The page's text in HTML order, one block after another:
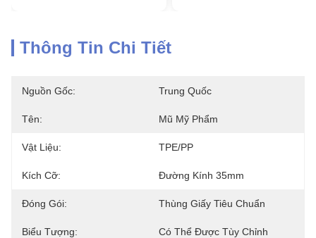
Thông Tin Chi Tiết
Nguồn Gốc: Trung Quốc
Tên: Mũ Mỹ Phẩm
Vật Liệu: TPE/PP
Kích Cỡ: Đường Kính 35mm
Đóng Gói: Thùng Giấy Tiêu Chuẩn
Biểu Tượng: Có Thể Được Tùy Chỉnh